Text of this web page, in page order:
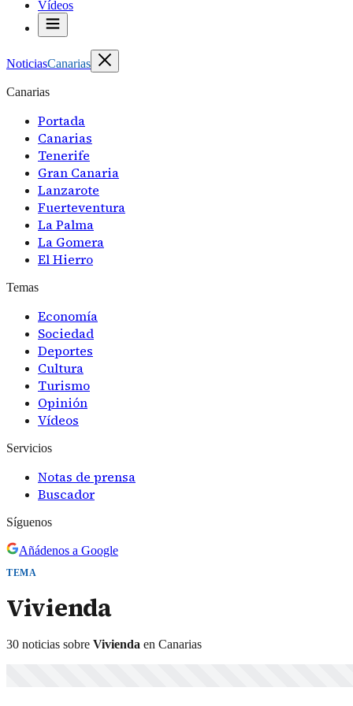
Vídeos
NoticiasCanarias
Canarias
Portada
Canarias
Tenerife
Gran Canaria
Lanzarote
Fuerteventura
La Palma
La Gomera
El Hierro
Temas
Economía
Sociedad
Deportes
Cultura
Turismo
Opinión
Vídeos
Servicios
Notas de prensa
Buscador
Síguenos
Añádenos a Google
TEMA
Vivienda
30 noticias sobre Vivienda en Canarias